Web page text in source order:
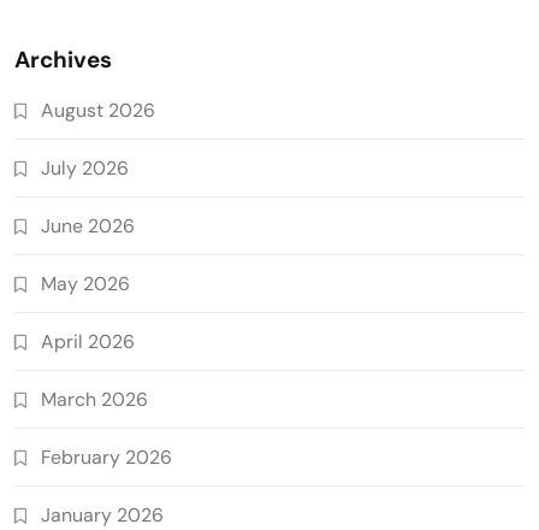
Archives
August 2026
July 2026
June 2026
May 2026
April 2026
March 2026
February 2026
January 2026